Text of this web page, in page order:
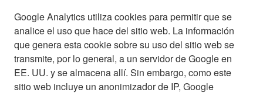
Google Analytics utiliza cookies para permitir que se
analice el uso que hace del sitio web. La información
que genera esta cookie sobre su uso del sitio web se
transmite, por lo general, a un servidor de Google en
EE. UU. y se almacena allí. Sin embargo, como este
sitio web incluye un anonimizador de IP, Google